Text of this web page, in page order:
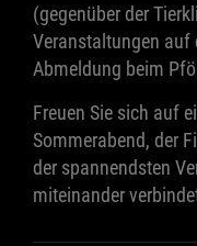
(gegenüber der
Veranstaltungen auf
Abmeldung beim
Freuen Sie sich auf
Sommerabend, der
der spannendsten
miteinander